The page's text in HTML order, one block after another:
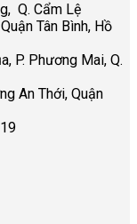
Q. Cẩm Lệ
Tân Bình, Hồ
P. Phương Mai, Q.
An Thới, Quận